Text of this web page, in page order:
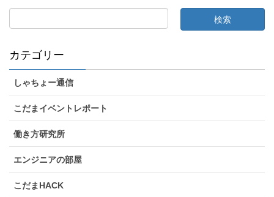
カテゴリー
しゃちょー通信
こだまイベントレポート
働き方研究所
エンジニアの部屋
こだまHACK